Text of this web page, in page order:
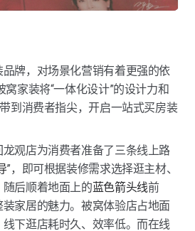
牌，对场景化营销有着更强的依
窝家装将“一体化设计”的设计力和
到消费者指尖，开启一站式买房装
观店为消费者准备了三条线上路
”，即可根据装修需求选择逛主材、
后顺着地面上的蓝色箭头线前
家居的魅力。被窝体验店占地面
下逛店耗时久、效率低。而在线